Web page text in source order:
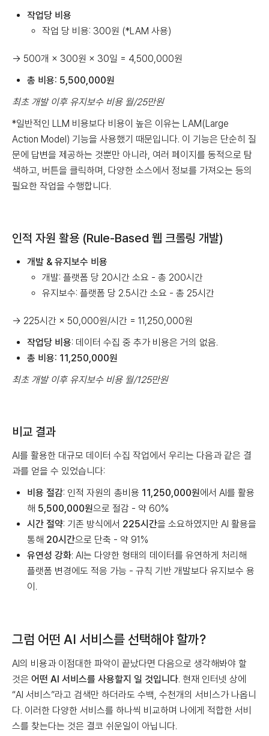
작업당 비용
작업 당 비용: 300원 (*LAM 사용)
→ 500개 × 300원 × 30일 = 4,500,000원
총 비용: 5,500,000원
최초 개발 이후 유지보수 비용 월/25만원
*일반적인 LLM 비용보다 비용이 높은 이유는 LAM(Large
Action Model) 기능을 사용했기 때문입니다. 이 기능은 단순히 질
문에 답변을 제공하는 것뿐만 아니라, 여러 페이지를 동적으로 탐
색하고, 버튼을 클릭하며, 다양한 소스에서 정보를 가져오는 등의
필요한 작업을 수행합니다.
인적 자원 활용 (Rule-Based 웹 크롤링 개발)
개발 & 유지보수 비용
개발: 플랫폼 당 20시간 소요 - 총 200시간
유지보수: 플랫폼 당 2.5시간 소요 - 총 25시간
→ 225시간 × 50,000원/시간 = 11,250,000원
작업당 비용: 데이터 수집 중 추가 비용은 거의 없음.
총 비용: 11,250,000원
최초 개발 이후 유지보수 비용 월/125만원
비교 결과
AI를 활용한 대규모 데이터 수집 작업에서 우리는 다음과 같은 결
과를 얻을 수 있었습니다:
비용 절감: 인적 자원의 총비용 11,250,000원에서 AI를 활용
해 5,500,000원으로 절감 - 약 60%
시간 절약: 기존 방식에서 225시간을 소요하였지만 AI 활용을
통해 20시간으로 단축 - 약 91%
유연성 강화: AI는 다양한 형태의 데이터를 유연하게 처리해
플랫폼 변경에도 적응 가능 - 규칙 기반 개발보다 유지보수 용
이.
그럼 어떤 AI 서비스를 선택해야 할까?
AI의 비용과 이점대한 파악이 끝났다면 다음으로 생각해봐야 할
것은 어떤 AI 서비스를 사용할지 일 것입니다. 현재 인터넷 상에
“AI 서비스”라고 검색만 하더라도 수백, 수천개의 서비스가 나옵니
다. 이러한 다양한 서비스를 하나씩 비교하며 나에게 적합한 서비
스를 찾는다는 것은 결코 쉬운일이 아닙니다.